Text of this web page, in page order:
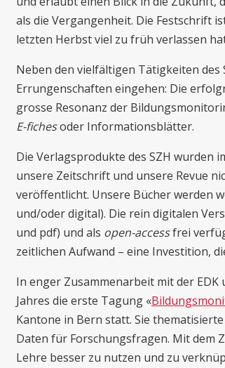
als die Vergangenheit. Die Festschrift
letzten Herbst viel zu früh verlassen
Neben den vielfältigen Tätigkeiten des
Errungenschaften eingehen: Die
grosse Resonanz der
E-fichesoder Informationsblätter.
Die Verlagsprodukte des SZH wurden
unsere Zeitschrift und unsere Revue
veröffentlicht. Unsere Bücher werden
und/oder digital). Die rein digitalen
und pdf) und als open-accessfrei
zeitlichen Aufwand – eine Investition,
In enger Zusammenarbeit mit der EDK
Jahres die erste Tagung «
Kantone in Bern statt. Sie
Daten für Forschungsfragen. Mit dem
Lehre besser zu nutzen und zu